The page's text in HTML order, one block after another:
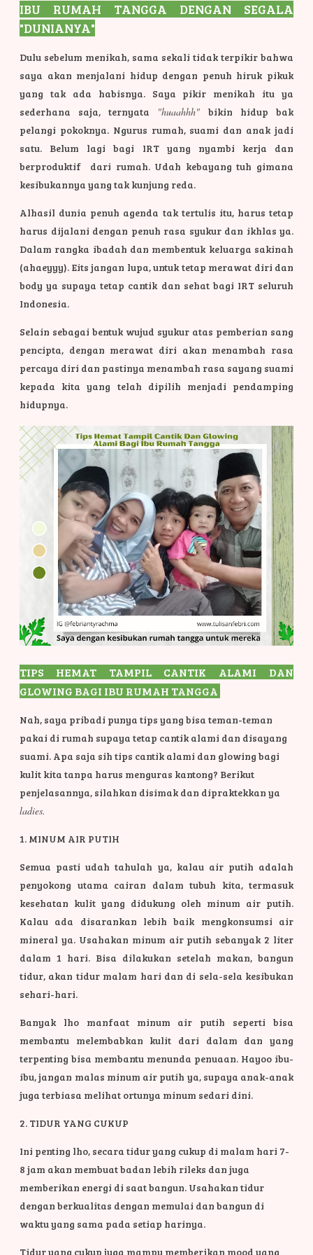
IBU RUMAH TANGGA DENGAN SEGALA
"DUNIANYA"
Dulu sebelum menikah, sama sekali tidak terpikir bahwa
saya akan menjalani hidup dengan penuh hiruk pikuk
yang tak ada habisnya. Saya pikir menikah itu ya
sederhana saja, ternyata
"huaahhh" bikin hidup bak
pelangi pokoknya. Ngurus rumah, suami dan anak jadi
satu. Belum lagi bagi IRT yang nyambi kerja dan
berproduktif dari rumah. Udah kebayang tuh gimana
kesibukannya yang tak kunjung reda.
Alhasil dunia penuh agenda tak tertulis itu, harus tetap
harus dijalani dengan penuh rasa syukur dan ikhlas ya.
Dalam rangka ibadah dan membentuk keluarga sakinah
(ahaeyyy). Eits jangan lupa, untuk tetap merawat diri dan
body ya supaya tetap cantik dan sehat bagi IRT seluruh
Indonesia.
Selain sebagai bentuk wujud syukur atas pemberian sang
pencipta, dengan merawat diri akan menambah rasa
percaya diri dan pastinya menambah rasa sayang suami
kepada kita yang telah dipilih menjadi pendamping
hidupnya.
TIPS HEMAT TAMPIL CANTIK ALAMI DAN
GLOWING BAGI IBU RUMAH TANGGA
Nah, saya pribadi punya tips yang bisa teman-teman
pakai di rumah supaya tetap cantik alami dan disayang
suami. Apa saja sih tips cantik alami dan glowing bagi
kulit kita tanpa harus menguras kantong? Berikut
penjelasannya, silahkan disimak dan dipraktekkan ya
ladies.
1. MINUM AIR PUTIH
Semua pasti udah tahulah ya, kalau air putih adalah
penyokong utama cairan dalam tubuh kita, termasuk
kesehatan kulit yang didukung oleh minum air putih.
Kalau ada disarankan lebih baik mengkonsumsi air
mineral ya. Usahakan minum air putih sebanyak 2 liter
dalam 1 hari. Bisa dilakukan setelah makan, bangun
tidur, akan tidur malam hari dan di sela-sela kesibukan
sehari-hari.
Banyak lho manfaat minum air putih seperti bisa
membantu melembabkan kulit dari dalam dan yang
terpenting bisa membantu menunda penuaan. Hayoo ibu-
ibu, jangan malas minum air putih ya, supaya anak-anak
juga terbiasa melihat ortunya minum sedari dini.
2. TIDUR YANG CUKUP
Ini penting lho, secara tidur yang cukup di malam hari 7-
8 jam akan membuat badan lebih rileks dan juga
memberikan energi di saat bangun. Usahakan tidur
dengan berkualitas dengan memulai dan bangun di
waktu yang sama pada setiap harinya.
Tidur yang cukup juga mampu memberikan mood yang